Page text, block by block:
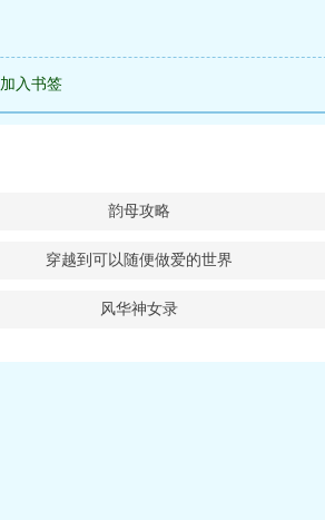
加入书签
韵母攻略
穿越到可以随便做爱的世界
风华神女录